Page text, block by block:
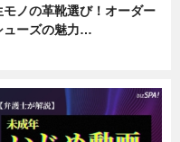
モノの革靴選び！オーダー
ューズの魅力…